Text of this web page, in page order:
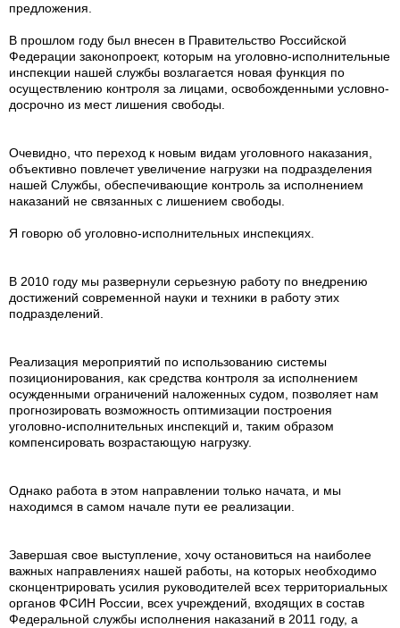
предложения.
В прошлом году был внесен в Правительство Российской
Федерации законопроект, которым на уголовно-исполнительные
инспекции нашей службы возлагается новая функция по
осуществлению контроля за лицами, освобожденными условно-
досрочно из мест лишения свободы.
Очевидно, что переход к новым видам уголовного наказания,
объективно повлечет увеличение нагрузки на подразделения
нашей Службы, обеспечивающие контроль за исполнением
наказаний не связанных с лишением свободы.
Я говорю об уголовно-исполнительных инспекциях.
В 2010 году мы развернули серьезную работу по внедрению
достижений современной науки и техники в работу этих
подразделений.
Реализация мероприятий по использованию системы
позиционирования, как средства контроля за исполнением
осужденными ограничений наложенных судом, позволяет нам
прогнозировать возможность оптимизации построения
уголовно-исполнительных инспекций и, таким образом
компенсировать возрастающую нагрузку.
Однако работа в этом направлении только начата, и мы
находимся в самом начале пути ее реализации.
Завершая свое выступление, хочу остановиться на наиболее
важных направлениях нашей работы, на которых необходимо
сконцентрировать усилия руководителей всех территориальных
органов ФСИН России, всех учреждений, входящих в состав
Федеральной службы исполнения наказаний в 2011 году, а